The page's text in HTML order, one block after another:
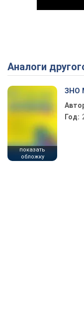
Аналоги
показать
обложку
ЗНО
Год: